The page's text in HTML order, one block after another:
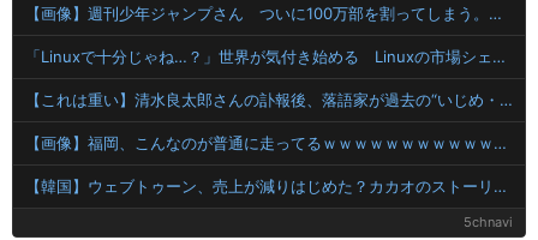
【画像】週刊少年ジャンプさん ついに100万部を割ってしまう。何故ジャンプは読まれなくなったのか
「Linuxで十分じゃね…？」世界が気付き始める Linuxの市場シェアが初めて10%超える
【これは重い】清水良太郎さんの訃報後、落語家が過去の“いじめ・暴行被害”を告発
【画像】福岡、こんなのが普通に走ってるｗｗｗｗｗｗｗｗｗｗｗｗｗｗｗｗｗｗｗｗｗｗｗｗｗｗｗｗｗｗｗｗｗｗｗｗｗｗｗｗ
【韓国】ウェブトゥーン、売上が減りはじめた？カカオのストーリー部門、前年同期比で売上がマイナス16％
5chnavi